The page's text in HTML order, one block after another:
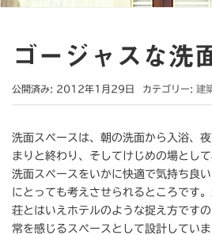
ゴージャスな洗
公開済み: 2012年1月29日 カテゴリー: 建
洗面スペースは、朝の洗面から入浴、
まりと終わり、そしてけじめの場とし
洗面スペースをいかに快適で気持ち良
にとっても考えさせられるところです
荘とはいえホテルのような捉え方です
常を感じるスペースとして設計してい